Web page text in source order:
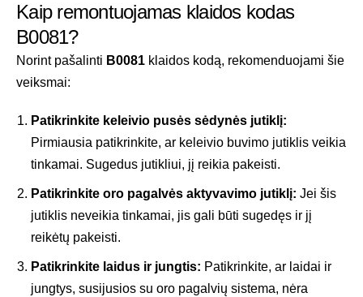
Kaip remontuojamas klaidos kodas
B0081?
Norint pašalinti B0081 klaidos kodą, rekomenduojami šie
veiksmai:
Patikrinkite keleivio pusės sėdynės jutiklį:
Pirmiausia patikrinkite, ar keleivio buvimo jutiklis veikia
tinkamai. Sugedus jutikliui, jį reikia pakeisti.
Patikrinkite oro pagalvės aktyvavimo jutiklį: Jei šis
jutiklis neveikia tinkamai, jis gali būti sugedęs ir jį
reikėtų pakeisti.
Patikrinkite laidus ir jungtis: Patikrinkite, ar laidai ir
jungtys, susijusios su oro pagalvių sistema, nėra